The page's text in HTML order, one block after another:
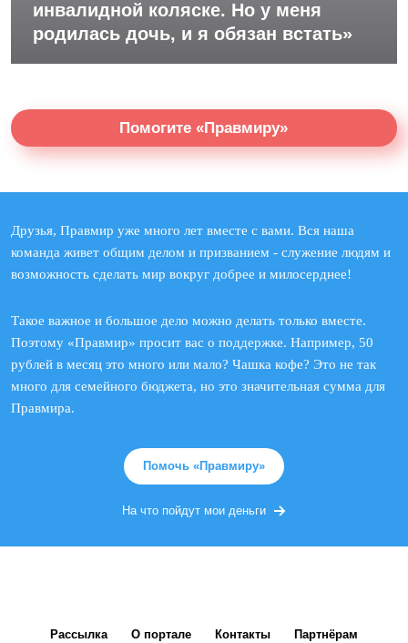
инвалидной коляске. Но у меня
родилась дочь, и я обязан встать»
Помогите «Правмиру»
Друзья, Правмир уже много лет вместе с вами. Вся наша
команда живет общим делом и призванием - служение людям и
возможность сделать мир вокруг добрее и милосерднее!
Такое важное и большое дело можно делать только вместе.
Поэтому «Правмир» просит вас о поддержке. Например, 50
рублей в месяц это много или мало? Чашка кофе? Это не так
много для семейного бюджета, но это значительная сумма для
Правмира.
Помочь «Правмиру»
На что пойдут мои деньги
Рассылка О портале Контакты Партнёрам